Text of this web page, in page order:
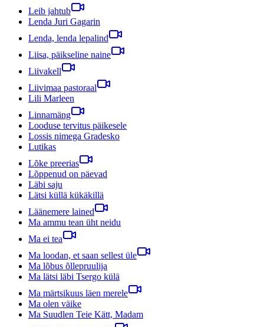
Leib jahtub
Lenda Juri Gagarin
Lenda, lenda lepalind
Liisa, päikseline naine
Liivakell
Liivimaa pastoraal
Lili Marleen
Linnamäng
Looduse tervitus päikesele
Lossis nimega Gradesko
Lutikas
Lõke preerias
Lõppenud on päevad
Läbi saju
Lätsi küllä kükäkillä
Läänemere lained
Ma ammu tean üht neidu
Ma ei tea
Ma loodan, et saan sellest üle
Ma lõbus õllepruulija
Ma lätsi läbi Tsergo külä
Ma märtsikuus läen merele
Ma olen väike
Ma Suudlen Teie Kätt, Madam